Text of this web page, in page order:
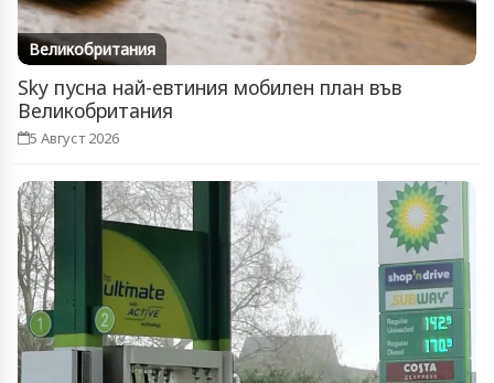
Великобритания
Sky пусна най-евтиния мобилен план във
Великобритания
5 Август 2026